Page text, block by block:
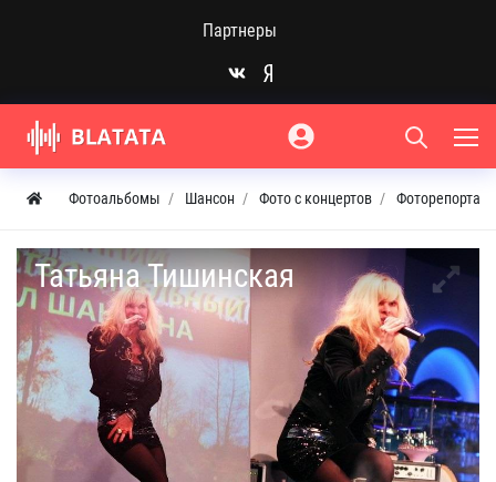
Партнеры
Фотоальбомы Шансон Фото с концертов Фоторепортаж
Татьяна Тишинская